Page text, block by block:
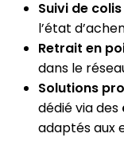
Suivi de colis
l’état
Retrait en
dans le
Solutions
dédié via des
adaptés aux